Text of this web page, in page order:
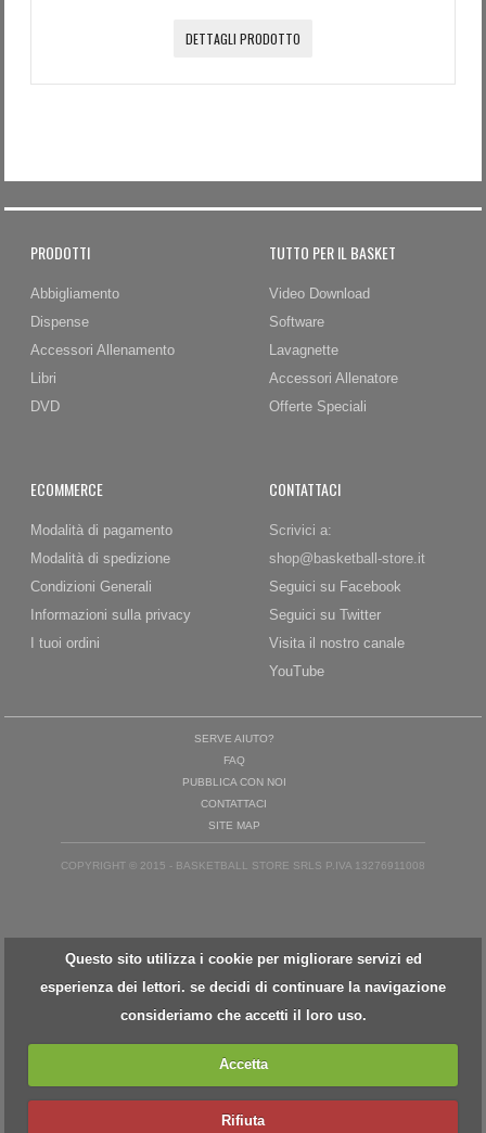
DETTAGLI PRODOTTO
PRODOTTI
Abbigliamento
Dispense
Accessori Allenamento
Libri
DVD
TUTTO PER IL BASKET
Video Download
Software
Lavagnette
Accessori Allenatore
Offerte Speciali
ECOMMERCE
Modalità di pagamento
Modalità di spedizione
Condizioni Generali
Informazioni sulla privacy
I tuoi ordini
CONTATTACI
Scrivici a:
shop@basketball-store.it
Seguici su Facebook
Seguici su Twitter
Visita il nostro canale
YouTube
SERVE AIUTO?
FAQ
PUBBLICA CON NOI
CONTATTACI
SITE MAP
COPYRIGHT © 2015 - BASKETBALL STORE SRLS P.IVA 13276911008
Questo sito utilizza i cookie per migliorare servizi ed
esperienza dei lettori. se decidi di continuare la navigazione
consideriamo che accetti il loro uso.
Accetta
Rifiuta